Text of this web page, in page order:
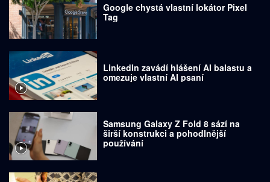
Google chystá vlastní lokátor Pixel
Tag
LinkedIn zavádí hlášení AI balastu a
omezuje vlastní AI psaní
Samsung Galaxy Z Fold 8 sází na
širší konstrukci a pohodlnější
používání